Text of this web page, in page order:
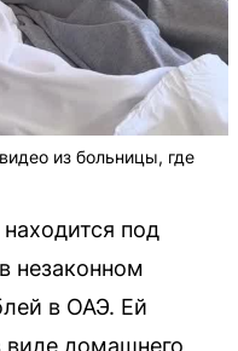
из больницы, где
под
незаконном
в ОАЭ. Ей
виде домашнего